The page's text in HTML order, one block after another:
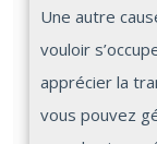
Une autre
vouloir
apprécier la
vous pouvez